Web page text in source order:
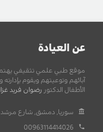
عن العيادة
موقع طبي علمي تثقيفي يهتم
آبائهم وتوعيتهم ويقوم
الأطفال الدكتور رضوان فريد
سوريا, دمشق, شارع مرشد
00963114414026